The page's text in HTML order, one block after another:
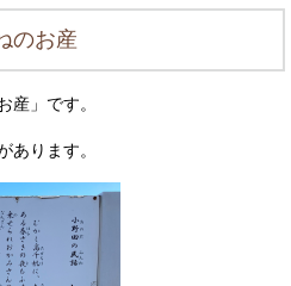
のお産
産」です。
あります。